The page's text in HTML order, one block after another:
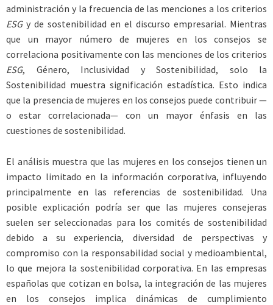
administración y la frecuencia de las menciones a los criterios
ESG y de sostenibilidad en el discurso empresarial. Mientras
que un mayor número de mujeres en los consejos se
correlaciona positivamente con las menciones de los criterios
ESG, Género, Inclusividad y Sostenibilidad, solo la
Sostenibilidad muestra significación estadística. Esto indica
que la presencia de mujeres en los consejos puede contribuir —
o estar correlacionada— con un mayor énfasis en las
cuestiones de sostenibilidad.
El análisis muestra que las mujeres en los consejos tienen un
impacto limitado en la información corporativa, influyendo
principalmente en las referencias de sostenibilidad. Una
posible explicación podría ser que las mujeres consejeras
suelen ser seleccionadas para los comités de sostenibilidad
debido a su experiencia, diversidad de perspectivas y
compromiso con la responsabilidad social y medioambiental,
lo que mejora la sostenibilidad corporativa. En las empresas
españolas que cotizan en bolsa, la integración de las mujeres
en los consejos implica dinámicas de cumplimiento